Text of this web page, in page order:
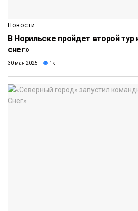
Новости
В Норильске пройдет второй
снег»
30 мая 2025 1k